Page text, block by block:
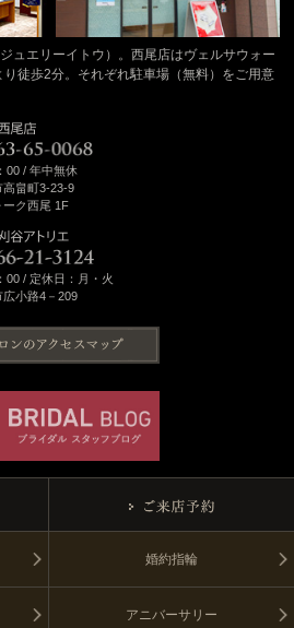
ュエリーイトウ）。西尾店はヴェルサウォー
徒歩2分。それぞれ駐車場（無料）をご用意
00 / 年中無休
高畠町3-23-9
ーク西尾 1F
00 / 定休日：月・火
小路4－209
婚約指輪
アニバーサリー